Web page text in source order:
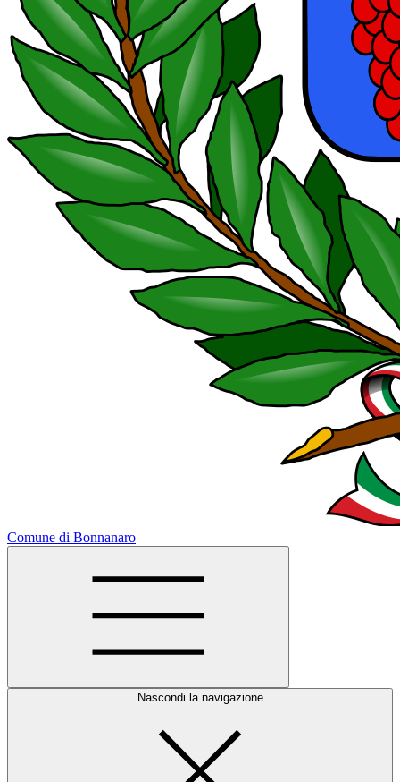
Comune di Bonnanaro
Nascondi la navigazione